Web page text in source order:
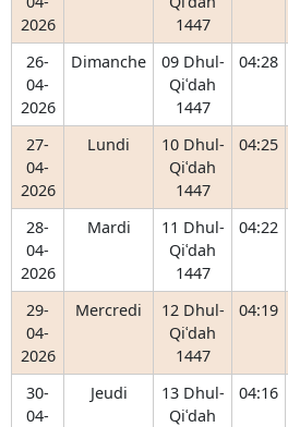
2026
1447
26-
04-
2026
Dimanche
09 Dhul-
Qiʿdah
1447
04:28
27-
04-
2026
Lundi
10 Dhul-
Qiʿdah
1447
04:25
28-
04-
2026
Mardi
11 Dhul-
Qiʿdah
1447
04:22
29-
04-
2026
Mercredi
12 Dhul-
Qiʿdah
1447
04:19
30-
04-
Jeudi
13 Dhul-
Qiʿdah
04:16